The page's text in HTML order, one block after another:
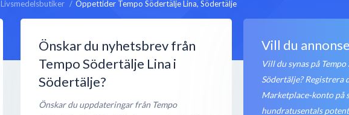
Livsmedelsbutiker Öppettider Tempo Södertälje Lina, Södertälje
Önskar du nyhetsbrev från
Tempo Södertälje Lina i
Södertälje?
Önskar du uppdateringar från Tempo
Vill du
Vill du synas på
Södertälje?
Marketplace-konto på
hundratusentals